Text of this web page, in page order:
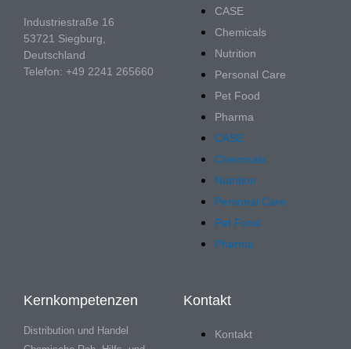
Industriestraße 16
53721 Siegburg,
Deutschland
Telefon: +49 2241 265660
CASE
Chemicals
Nutrition
Personal Care
Pet Food
Pharma
CASE
Chemicals
Nutrition
Personal Care
Pet Food
Pharma
Kernkompetenzen
Distribution und Handel
Kontakt
Kontakt